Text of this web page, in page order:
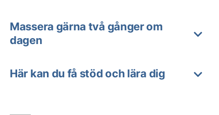
Massera gärna två gånger om
dagen
Här kan du få stöd och lära dig